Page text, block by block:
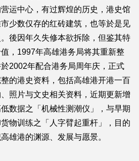
运中心，有过辉煌的历史，港史馆
少数仅存的红砖建筑，也等於是见
後因年久失修本欲拆除，但鉴其特
，1997年高雄港务局将其重新整
2002年配合港务局周年庆，正式
的港史资料，包括高雄港开港一百
照片与文史相关资料，近期更新增
数据之「机械性测潮仪」，与早期
物训练之「人字臂起重杆」，目的
雄港的渊源、发展与愿景。